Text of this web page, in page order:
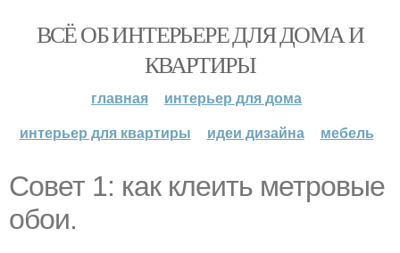
ВСЁ ОБ ИНТЕРЬЕРЕ ДЛЯ ДОМА И
КВАРТИРЫ
главная
интерьер для дома
интерьер для квартиры
идеи дизайна мебель
Совет 1: как клеить метровые
обои.